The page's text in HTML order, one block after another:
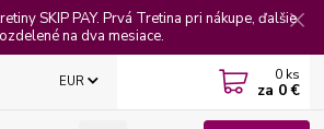
SKIP PAY. Prvá Tretina pri nákupe, ďalšie
na dva mesiace.
EUR 0 ks
za 0 €